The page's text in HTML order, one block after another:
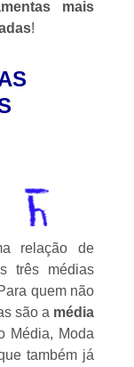
mais
!
relação de
três médias
quem não
são a média
Média, Moda
também já